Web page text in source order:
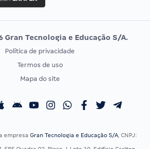
Vunesp
EXAME DE ORDEM
Calendário OAB
Gran Tecnologia e Educação S/A.
Política de privacidade
Termos de uso
Mapa do site
empresa Gran Tecnologia e Educação S/A, CNPJ: